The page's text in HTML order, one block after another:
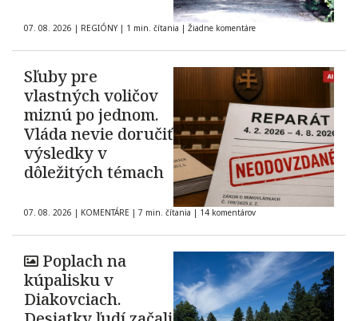
07. 08. 2026 | REGIÓNY | 1 min. čítania | Žiadne komentáre
Sľuby pre
vlastných voličov
miznú po jednom.
Vláda nevie doručiť
výsledky v
dôležitých témach
07. 08. 2026 | KOMENTÁRE | 7 min. čítania | 14 komentárov
Poplach na
kúpalisku v
Diakovciach.